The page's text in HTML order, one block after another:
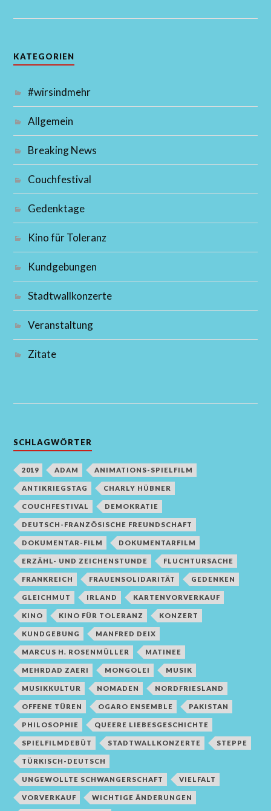
KATEGORIEN
#wirsindmehr
Allgemein
Breaking News
Couchfestival
Gedenktage
Kino für Toleranz
Kundgebungen
Stadtwallkonzerte
Veranstaltung
Zitate
SCHLAGWÖRTER
2019 ADAM ANIMATIONS-SPIELFILM
ANTIKRIEGSTAG CHARLY HÜBNER
COUCHFESTIVAL DEMOKRATIE
DEUTSCH-FRANZÖSISCHE FREUNDSCHAFT
DOKUMENTAR-FILM DOKUMENTARFILM
ERZÄHL- UND ZEICHENSTUNDE FLUCHTURSACHE
FRANKREICH FRAUENSOLIDARITÄT GEDENKEN
GLEICHMUT IRLAND KARTENVORVERKAUF
KINO KINO FÜR TOLERANZ KONZERT
KUNDGEBUNG MANFRED DEIX
MARCUS H. ROSENMÜLLER MATINEE
MEHRDAD ZAERI MONGOLEI MUSIK
MUSIKKULTUR NOMADEN NORDFRIESLAND
OFFENE TÜREN OGARO ENSEMBLE PAKISTAN
PHILOSOPHIE QUEERE LIEBESGESCHICHTE
SPIELFILMDEBÜT STADTWALLKONZERTE STEPPE
TÜRKISCH-DEUTSCH
UNGEWOLLTE SCHWANGERSCHAFT VIELFALT
VORVERKAUF WICHTIGE ÄNDERUNGEN